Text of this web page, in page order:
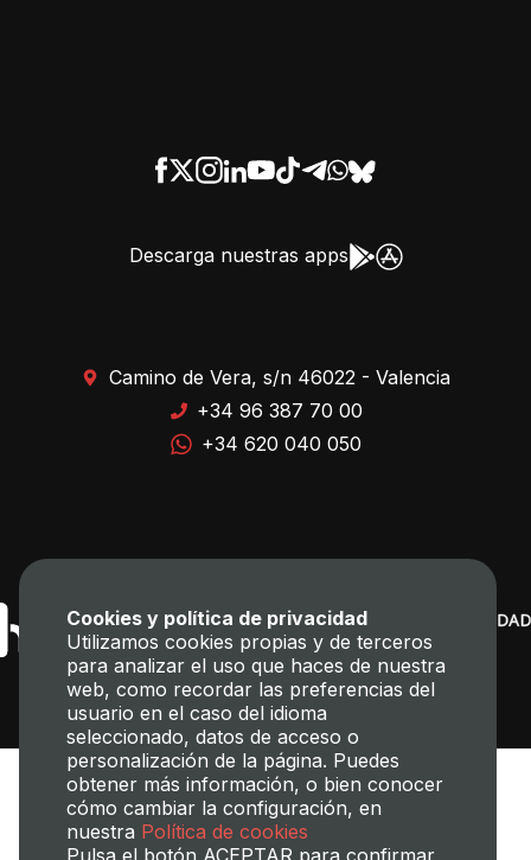
Descarga nuestras apps
Camino de Vera, s/n 46022 - Valencia
+34 96 387 70 00
+34 620 040 050
Cookies y política de privacidad
Utilizamos cookies propias y de terceros
para analizar el uso que haces de nuestra
web, como recordar las preferencias del
usuario en el caso del idioma
seleccionado, datos de acceso o
personalización de la página. Puedes
obtener más información, o bien conocer
cómo cambiar la configuración, en
nuestra Política de cookies
Pulsa el botón ACEPTAR para confirmar